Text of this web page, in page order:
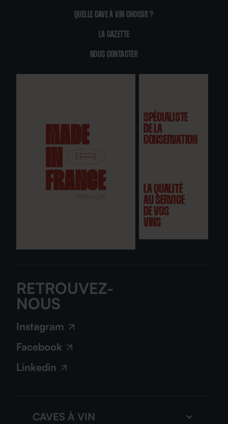
QUELLE CAVE À VIN CHOISIR ?
LA GAZETTE
NOUS CONTACTER
SPÉCIALISTE
DE LA
CONSERVATION
LA QUALITÉ
AU SERVICE
DE VOS
VINS
RETROUVEZ-
NOUS
Instagram
Facebook
Linkedin
CAVES À VIN